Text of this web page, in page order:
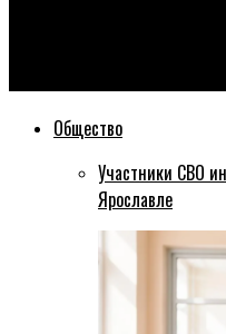
Общество
Участники СВО
Ярославле